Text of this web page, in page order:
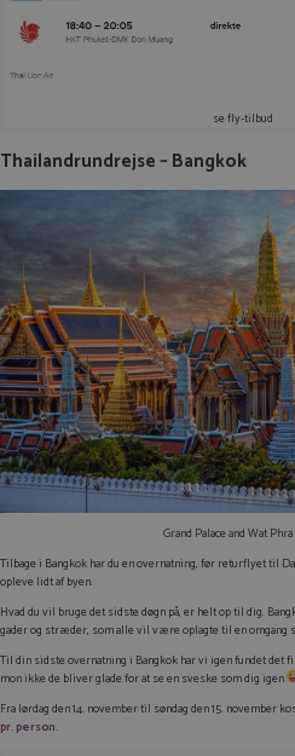
se fly-tilbud
Thailandrundrejse – Bangkok
Grand Palace and Wat
Tilbage i Bangkok har du en overnatning, før returflyet til
opleve lidt af byen.
Hvad du vil bruge det sidste døgn på, er helt op til dig.
gader og stræder, som alle vil være oplagte til en omgang
Til din sidste overnatning i Bangkok har vi igen fundet det
mon ikke de bliver glade for at se en sveske som dig igen
Fra lørdag den 14. november til søndag den 15. november
pr. person.